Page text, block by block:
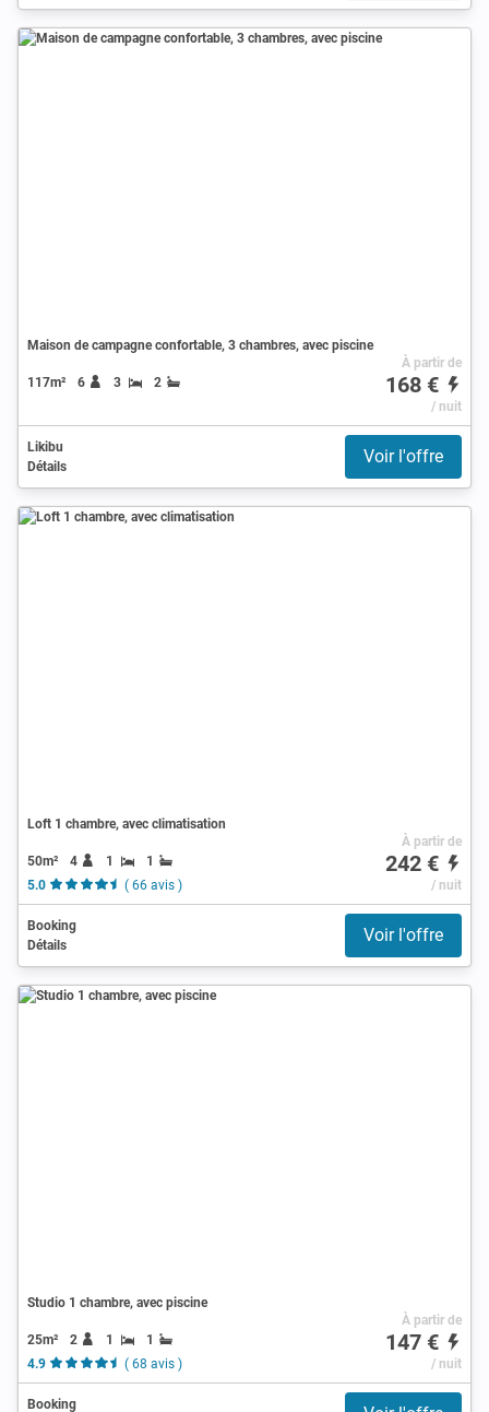
Maison de campagne confortable, 3 chambres, avec piscine
117m² 6 3 2
À partir de
168 €
/ nuit
Likibu
Détails
Voir l'offre
Loft 1 chambre, avec climatisation
50m² 4 1
1
5.0
( 66 avis )
À partir de
242 €
/ nuit
Booking
Détails
Voir l'offre
Studio 1 chambre, avec piscine
25m² 2 1
1
4.9
( 68 avis )
À partir de
147 €
/ nuit
Booking